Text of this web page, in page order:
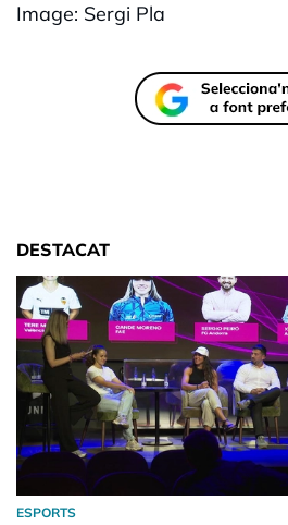
Image: Sergi Pla
DESTACAT
ESPORTS